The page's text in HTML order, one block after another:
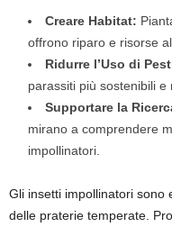
Creare Habitat:
offrono riparo e risorse
Ridurre l’Uso di
parassiti più sostenibili e
Supportare la
mirano a comprendere
impollinatori.
Gli insetti impollinatori sono
delle praterie temperate.